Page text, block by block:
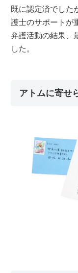
既に認定済でした
護士のサポートが
弁護活動の結果、
した。
アトムに寄せ